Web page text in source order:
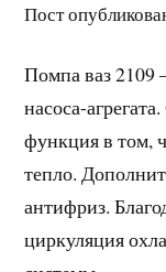
Пост
Помпа ваз 2109
насоса-
функция в том,
тепло.
антифриз.
циркуляция